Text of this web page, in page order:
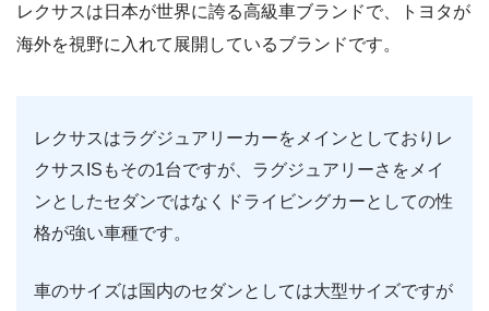
レクサスは日本が世界に誇る高級車ブランドで、トヨタが
海外を視野に入れて展開しているブランドです。
レクサスはラグジュアリーカーをメインとしておりレ
クサスISもその1台ですが、ラグジュアリーさをメイ
ンとしたセダンではなくドライビングカーとしての性
格が強い車種です。
車のサイズは国内のセダンとしては大型サイズですが